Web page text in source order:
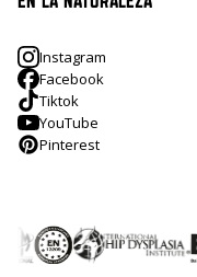
Instagram
Facebook
Tiktok
YouTube
Pinterest